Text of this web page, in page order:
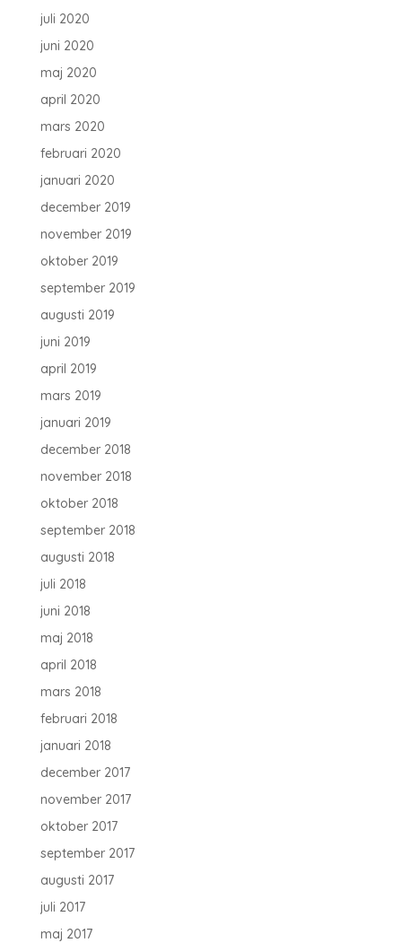
juli 2020
juni 2020
maj 2020
april 2020
mars 2020
februari 2020
januari 2020
december 2019
november 2019
oktober 2019
september 2019
augusti 2019
juni 2019
april 2019
mars 2019
januari 2019
december 2018
november 2018
oktober 2018
september 2018
augusti 2018
juli 2018
juni 2018
maj 2018
april 2018
mars 2018
februari 2018
januari 2018
december 2017
november 2017
oktober 2017
september 2017
augusti 2017
juli 2017
maj 2017